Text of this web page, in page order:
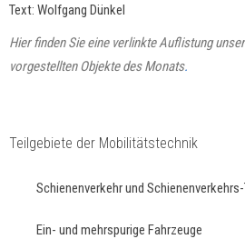
Text: Wolfgang Dünkel
Hier finden Sie eine verlinkte Auflistung
vorgestellten Objekte des Monats.
Teilgebiete der Mobilitätstechnik
Schienenverkehr und
Ein- und mehrspurige Fahrzeuge